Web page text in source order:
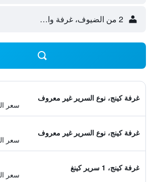
2 من الضيوف، غرفة واحدة
غرفة كينج، نوع السرير غير معروف
سعر
غرفة كينج، نوع السرير غير معروف
سعر
غرفة كينج، 1 سرير كينغ
سعر